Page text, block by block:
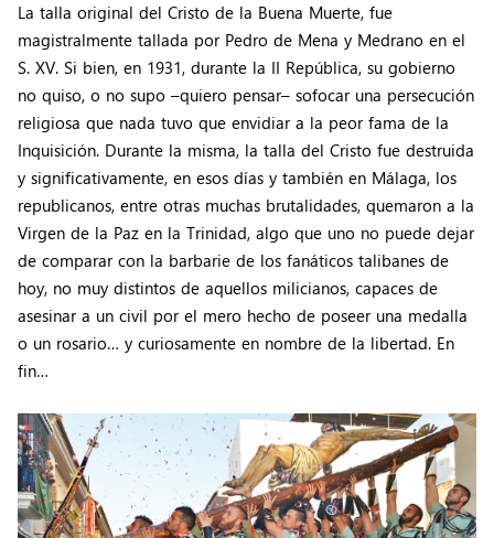
La talla original del Cristo de la Buena Muerte, fue
magistralmente tallada por Pedro de Mena y Medrano en el
S. XV. Si bien, en 1931, durante la II República, su gobierno
no quiso, o no supo –quiero pensar– sofocar una persecución
religiosa que nada tuvo que envidiar a la peor fama de la
Inquisición. Durante la misma, la talla del Cristo fue destruida
y significativamente, en esos días y también en Málaga, los
republicanos, entre otras muchas brutalidades, quemaron a la
Virgen de la Paz en la Trinidad, algo que uno no puede dejar
de comparar con la barbarie de los fanáticos talibanes de
hoy, no muy distintos de aquellos milicianos, capaces de
asesinar a un civil por el mero hecho de poseer una medalla
o un rosario… y curiosamente en nombre de la libertad. En
fin…